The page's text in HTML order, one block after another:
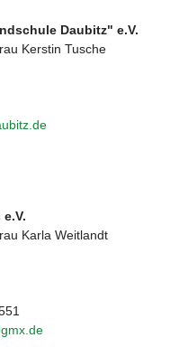
Daubitz" e.V.
Kerstin Tusche
Karla Weitlandt